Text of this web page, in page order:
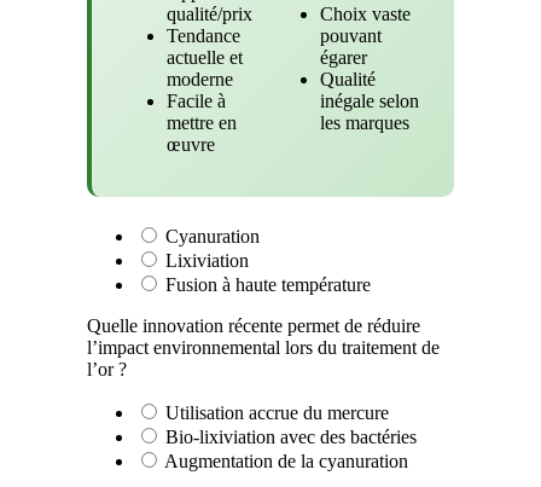
qualité/prix
Tendance
actuelle et
moderne
Facile à
mettre en
œuvre
Choix vaste
pouvant
égarer
Qualité
inégale selon
les marques
Cyanuration
Lixiviation
Fusion à haute température
Quelle innovation récente permet de réduire
l’impact environnemental lors du traitement de
l’or ?
Utilisation accrue du mercure
Bio-lixiviation avec des bactéries
Augmentation de la cyanuration